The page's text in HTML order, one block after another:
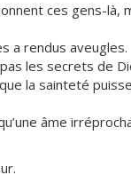
ces gens-là,
a rendus aveugles.
les secrets de
la sainteté
âme